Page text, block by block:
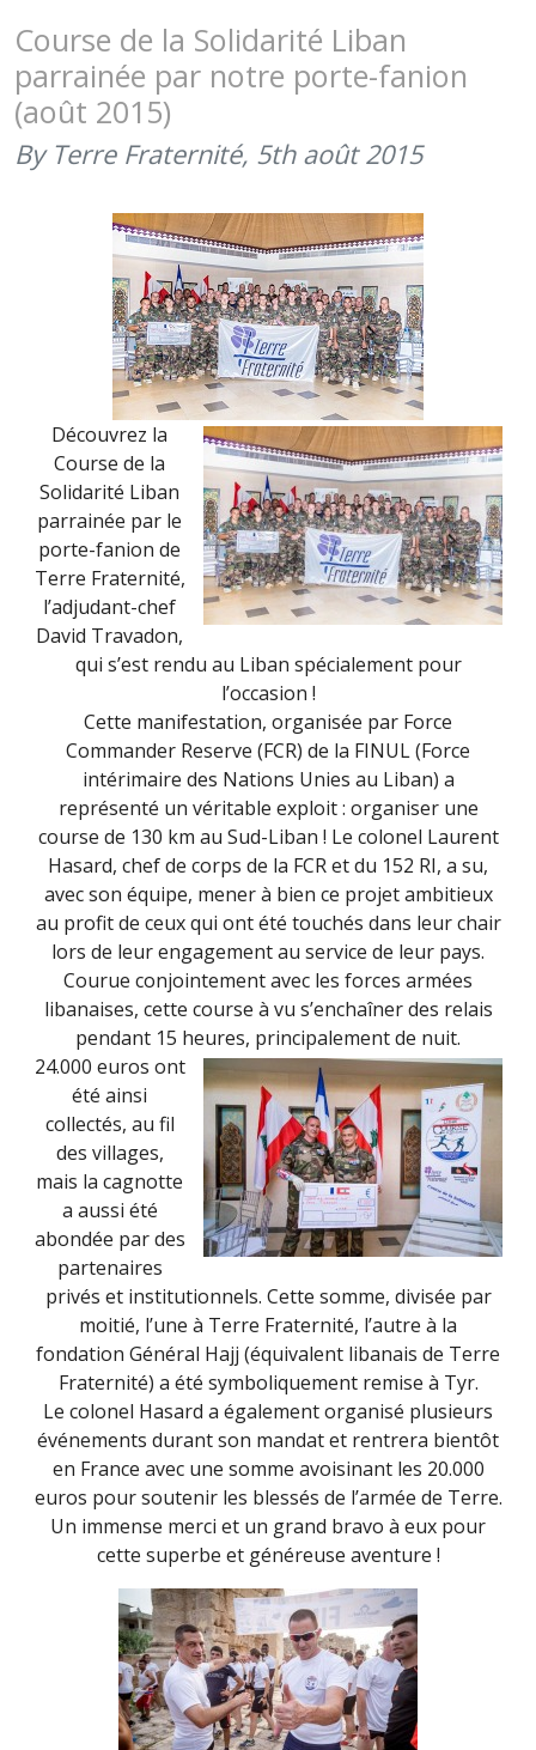
DANS
Course de la Solidarité Liban
parrainée par notre porte-fanion
(août 2015)
By Terre Fraternité, 5th août 2015
Découvrez la
Course de la
Solidarité Liban
parrainée par le
porte-fanion de
Terre Fraternité,
l’adjudant-chef
David Travadon,
qui s’est rendu au Liban spécialement pour
l’occasion !
Cette manifestation, organisée par Force
Commander Reserve (FCR) de la FINUL (Force
intérimaire des Nations Unies au Liban) a
représenté un véritable exploit : organiser une
course de 130 km au Sud-Liban ! Le colonel Laurent
Hasard, chef de corps de la FCR et du 152 RI, a su,
avec son équipe, mener à bien ce projet ambitieux
au profit de ceux qui ont été touchés dans leur chair
lors de leur engagement au service de leur pays.
Courue conjointement avec les forces armées
libanaises, cette course à vu s’enchaîner des relais
pendant 15 heures, principalement de nuit.
24.000 euros ont
été ainsi
collectés, au fil
des villages,
mais la cagnotte
a aussi été
abondée par des
partenaires
privés et institutionnels. Cette somme, divisée par
moitié, l’une à Terre Fraternité, l’autre à la
fondation Général Hajj (équivalent libanais de Terre
Fraternité) a été symboliquement remise à Tyr.
Le colonel Hasard a également organisé plusieurs
événements durant son mandat et rentrera bientôt
en France avec une somme avoisinant les 20.000
euros pour soutenir les blessés de l’armée de Terre.
Un immense merci et un grand bravo à eux pour
cette superbe et généreuse aventure !